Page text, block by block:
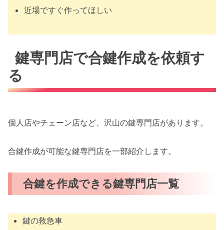
近場ですぐ作ってほしい
鍵専門店で合鍵作成を依頼す
る
個人店やチェーン店など、沢山の鍵専門店があります。
合鍵作成が可能な鍵専門店を一部紹介します。
合鍵を作成できる鍵専門店一覧
鍵の救急車